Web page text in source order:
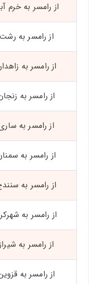
از رامسر به خرم
از رامسر به رشت
از رامسر به
از رامسر به
از رامسر به
از رامسر به
از رامسر به
از رامسر به
از رامسر به
از رامسر به